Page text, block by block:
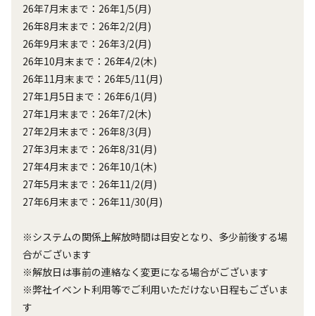
26年7月末まで：26年1/5(月)
26年8月末まで：26年2/2(月)
26年9月末まで：26年3/2(月)
26年10月末まで：26年4/2(木)
26年11月末まで：26年5/11(月)
27年1月5日まで：26年6/1(月)
27年1月末まで：26年7/2(木)
27年2月末まで：26年8/3(月)
27年3月末まで：26年8/31(月)
27年4月末まで：26年10/1(木)
27年5月末まで：26年11/2(月)
27年6月末まで：26年11/30(月)
※システムの関係上解放時間は目安となり、多少前後する場
合がございます
※解放日は事前の連絡なく変更になる場合がございます
※弊社イベント利用等でご利用いただけない日程もございま
す